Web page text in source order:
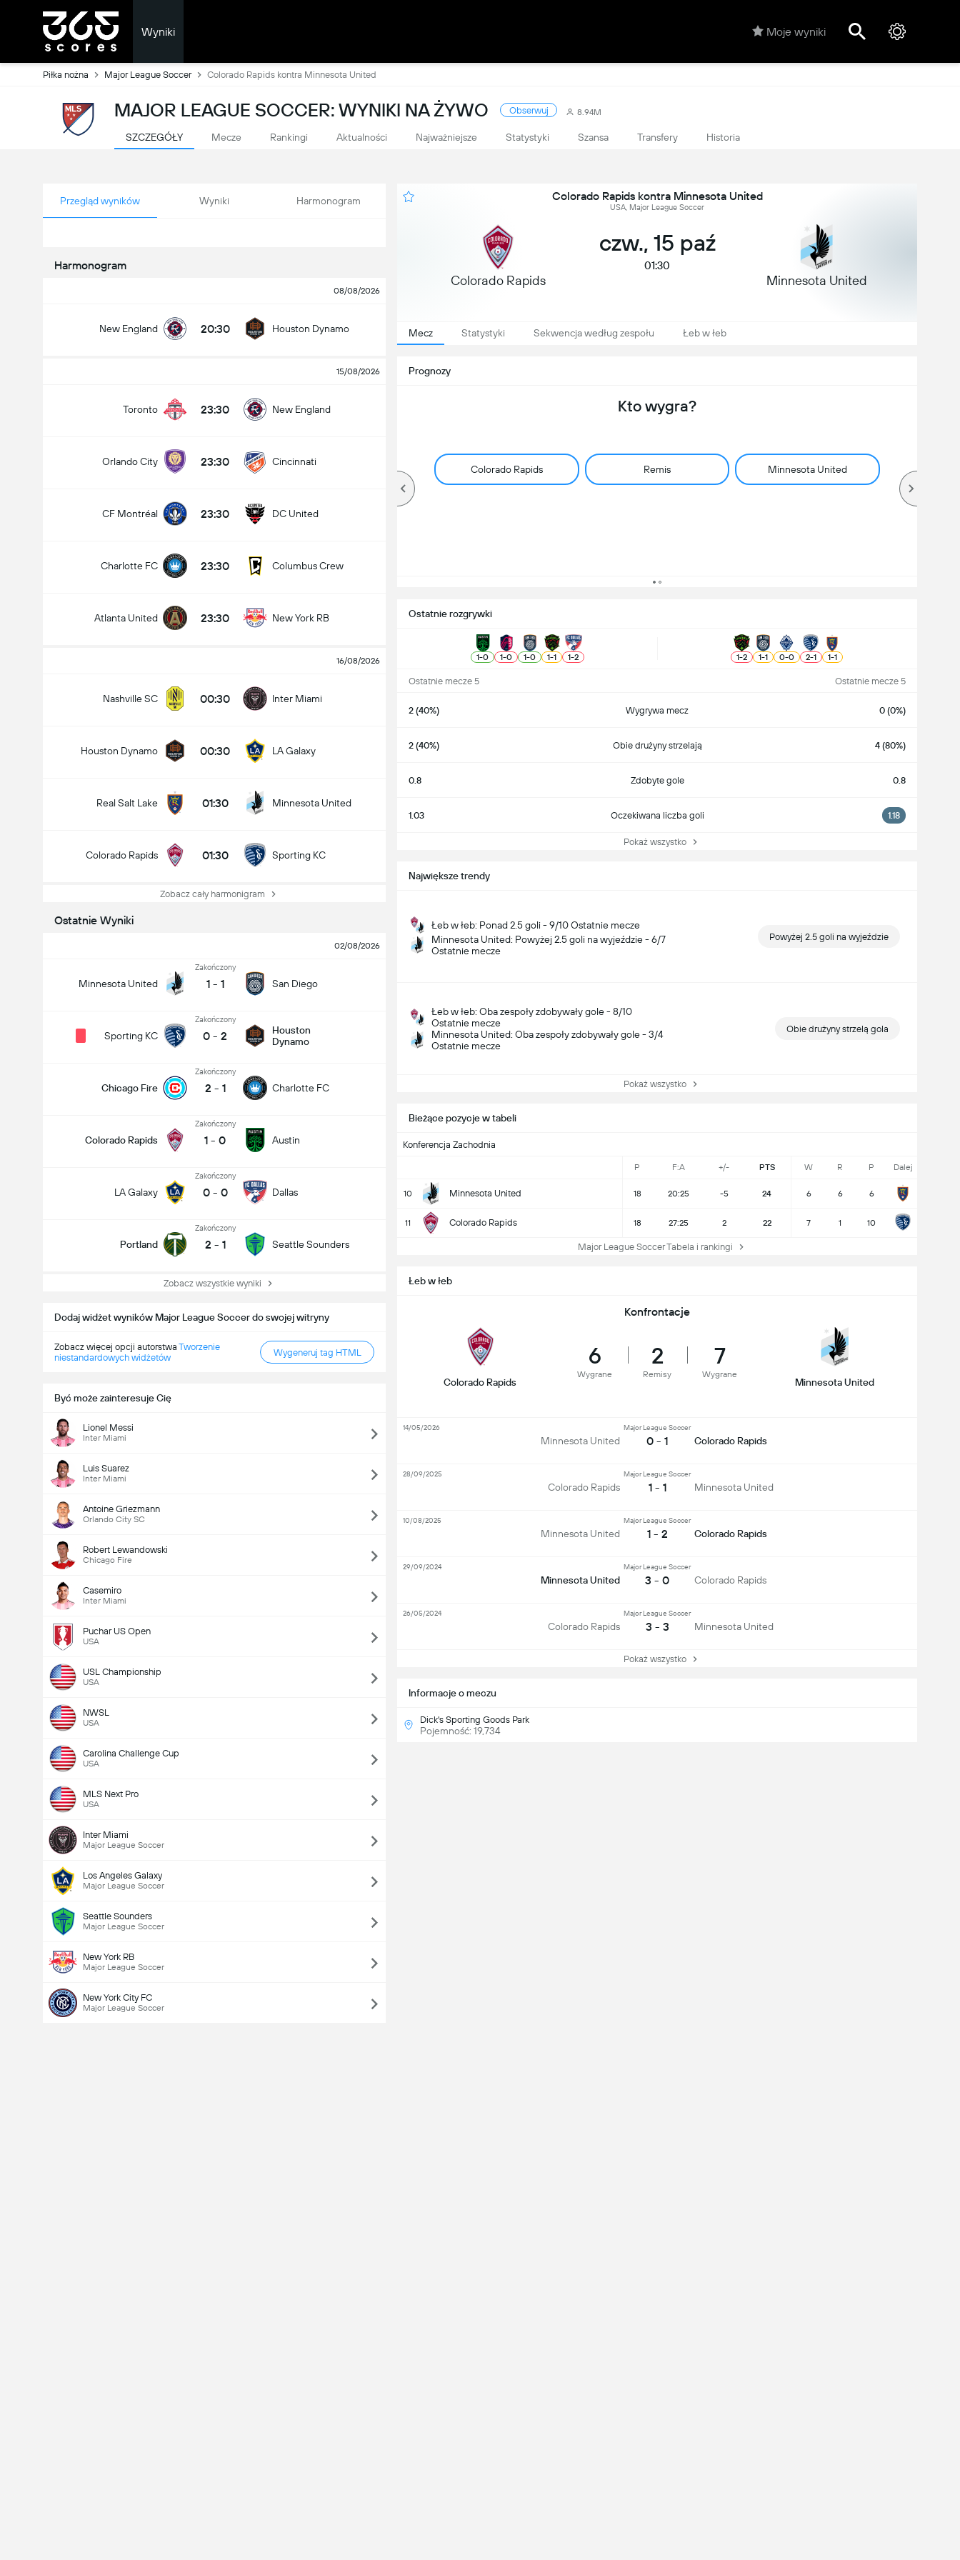
Wyniki Moje wyniki
Piłka nożna Major League Soccer Colorado Rapids kontra Minnesota United
MAJOR LEAGUE SOCCER: WYNIKI NA ŻYWO Obserwuj 8.94M
SZCZEGÓŁY Mecze Rankingi Aktualności Najważniejsze Statystyki Szansa Transfery Historia
Przegląd wyników Wyniki Harmonogram
Harmonogram
08/08/2026
New England 20:30 Houston Dynamo
15/08/2026
Toronto 23:30 New England
Orlando City 23:30 Cincinnati
CF Montréal 23:30 DC United
Charlotte FC 23:30 Columbus Crew
Atlanta United 23:30 New York RB
16/08/2026
Nashville SC 00:30 Inter Miami
Houston Dynamo 00:30 LA Galaxy
Real Salt Lake 01:30 Minnesota United
Colorado Rapids 01:30 Sporting KC
Zobacz cały harmonigram
Ostatnie Wyniki
02/08/2026
Minnesota United
Zakończony
1 - 1 San Diego
Sporting KC
Zakończony
0 - 2
Houston
Dynamo
Chicago Fire
Zakończony
2 - 1 Charlotte FC
Colorado Rapids
Zakończony
1 - 0 Austin
LA Galaxy
Zakończony
0 - 0 Dallas
Portland
Zakończony
2 - 1 Seattle Sounders
Zobacz wszystkie wyniki
Dodaj widżet wyników Major League Soccer do swojej witryny
Zobacz więcej opcji autorstwa Tworzenie
niestandardowych widżetów
Wygeneruj tag HTML
Być może zainteresuje Cię
Lionel Messi
Inter Miami
Luis Suarez
Inter Miami
Antoine Griezmann
Orlando City SC
Robert Lewandowski
Chicago Fire
Casemiro
Inter Miami
Puchar US Open
USA
USL Championship
USA
NWSL
USA
Carolina Challenge Cup
USA
MLS Next Pro
USA
Inter Miami
Major League Soccer
Los Angeles Galaxy
Major League Soccer
Seattle Sounders
Major League Soccer
New York RB
Major League Soccer
New York City FC
Major League Soccer
Colorado Rapids kontra Minnesota United
USA, Major League Soccer
Colorado Rapids
czw., 15 paź
01:30
Minnesota United
Mecz Statystyki Sekwencja według zespołu Łeb w łeb
Prognozy
Kto wygra?
Colorado Rapids Remis Minnesota United
Liczba goli w meczu (2.5)
Ponad
Ostatnie rozgrywki
1-0 1-0 1-0 1-1 1-2 1-2 1-1 0-0 2-1 1-1
Ostatnie mecze 5 Ostatnie mecze 5
2 (40%) Wygrywa mecz 0 (0%)
2 (40%) Obie drużyny strzelają 4 (80%)
0.8 Zdobyte gole 0.8
1.03 Oczekiwana liczba goli 1.18
Pokaż wszystko
Największe trendy
Łeb w łeb: Ponad 2.5 goli - 9/10 Ostatnie mecze
Minnesota United: Powyżej 2.5 goli na wyjeździe - 6/7
Ostatnie mecze
Powyżej 2.5 goli na wyjeździe
Łeb w łeb: Oba zespoły zdobywały gole - 8/10
Ostatnie mecze
Minnesota United: Oba zespoły zdobywały gole - 3/4
Ostatnie mecze
Obie drużyny strzelą gola
Pokaż wszystko
Bieżące pozycje w tabeli
Konferencja Zachodnia
P F:A +/- PTS W R P Dalej
10 Minnesota United 18 20:25 -5 24 6 6 6
11 Colorado Rapids 18 27:25 2 22 7 1 10
Major League Soccer Tabela i rankingi
Informacje o meczu
Dick's Sporting Goods Park
Pojemność: 19,734
Łeb w łeb
Konfrontacje
Colorado Rapids
6
Wygrane
2
Remisy
7
Wygrane
Minnesota United
Minnesota United
Major League Soccer
0 - 1 Colorado Rapids
14/05/2026
Colorado Rapids
Major League Soccer
1 - 1 Minnesota United
28/09/2025
Minnesota United
Major League Soccer
1 - 2 Colorado Rapids
10/08/2025
Minnesota United
Major League Soccer
3 - 0 Colorado Rapids
29/09/2024
Colorado Rapids
Major League Soccer
3 - 3 Minnesota United
26/05/2024
Pokaż wszystko